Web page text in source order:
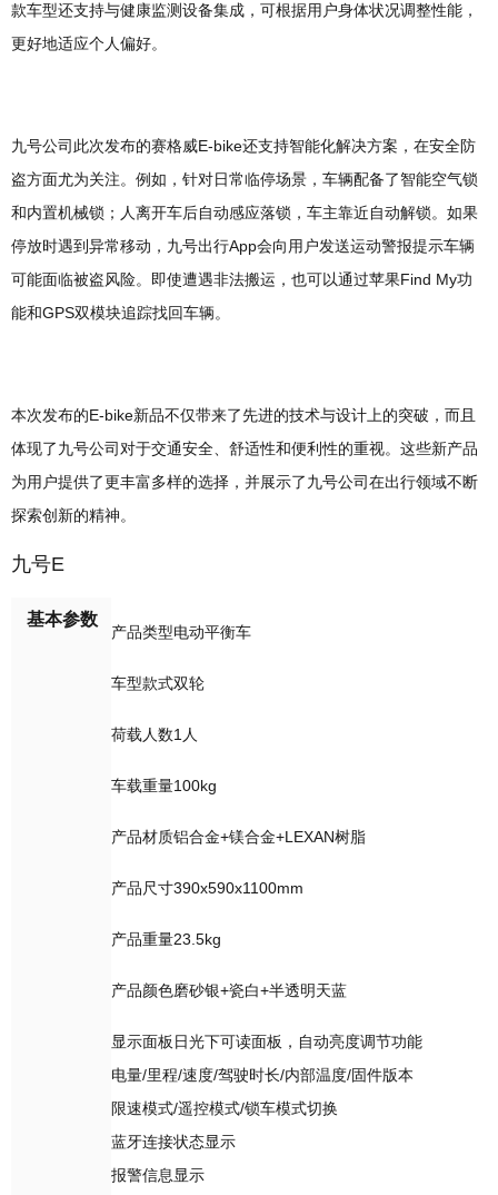
款车型还支持与健康监测设备集成，可根据用户身体状况调整性能，
更好地适应个人偏好。
九号公司此次发布的赛格威E-bike还支持智能化解决方案，在安全防
盗方面尤为关注。例如，针对日常临停场景，车辆配备了智能空气锁
和内置机械锁；人离开车后自动感应落锁，车主靠近自动解锁。如果
停放时遇到异常移动，九号出行App会向用户发送运动警报提示车辆
可能面临被盗风险。即使遭遇非法搬运，也可以通过苹果Find My功
能和GPS双模块追踪找回车辆。
本次发布的E-bike新品不仅带来了先进的技术与设计上的突破，而且
体现了九号公司对于交通安全、舒适性和便利性的重视。这些新产品
为用户提供了更丰富多样的选择，并展示了九号公司在出行领域不断
探索创新的精神。
九号E
基本参数
产品类型电动平衡车
车型款式双轮
荷载人数1人
车载重量100kg
产品材质铝合金+镁合金+LEXAN树脂
产品尺寸390x590x1100mm
产品重量23.5kg
产品颜色磨砂银+瓷白+半透明天蓝
显示面板日光下可读面板，自动亮度调节功能
电量/里程/速度/驾驶时长/内部温度/固件版本
限速模式/遥控模式/锁车模式切换
蓝牙连接状态显示
报警信息显示